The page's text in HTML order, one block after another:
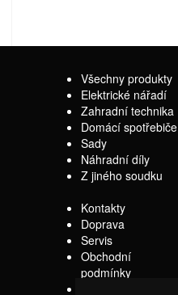
Všechny produkty
Elektrické nářadí
Zahradní technika
Domácí spotřebiče
Sady
Náhradní díly
Z jiného soudku
Kontakty
Doprava
Servis
Obchodní
podmínky